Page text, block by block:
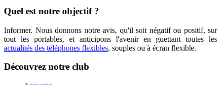
Quel est notre objectif ?
Informer. Nous donnons notre avis, qu'il soit négatif ou positif, sur
tout les portables, et anticipons l'avenir en guettant toutes les
actualités des téléphones flexibles, souples ou à écran flexible.
Découvrez notre club